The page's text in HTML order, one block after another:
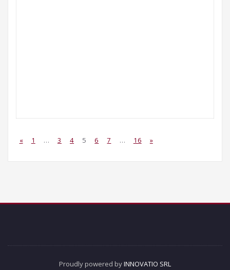
« 1 … 3 4 5 6 7 … 16 »
Proudly powered byINNOVATIO SRL